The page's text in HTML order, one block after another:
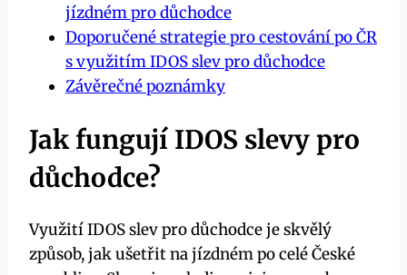
jízdném​ pro důchodce
Doporučené strategie pro cestování po ČR
s využitím‌ IDOS slev pro důchodce
Závěrečné poznámky
Jak⁣ fungují IDOS slevy pro
důchodce?
Využití IDOS slev pro důchodce je skvělý
způsob, jak ušetřit na ‍jízdném po celé České